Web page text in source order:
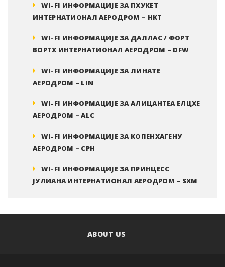
WI-FI ИНФОРМАЦИЈЕ ЗА ПХУКЕТ
ИНТЕРНАТИОНАЛ АЕРОДРОМ – HKT
WI-FI ИНФОРМАЦИЈЕ ЗА ДАЛЛАС / ФОРТ
ВОРТХ ИНТЕРНАТИОНАЛ АЕРОДРОМ – DFW
WI-FI ИНФОРМАЦИЈЕ ЗА ЛИНАТЕ
АЕРОДРОМ – LIN
WI-FI ИНФОРМАЦИЈЕ ЗА АЛИЦАНТЕА ЕЛЦХЕ
АЕРОДРОМ – ALC
WI-FI ИНФОРМАЦИЈЕ ЗА КОПЕНХАГЕНУ
АЕРОДРОМ – CPH
WI-FI ИНФОРМАЦИЈЕ ЗА ПРИНЦЕСС
ЈУЛИАНА ИНТЕРНАТИОНАЛ АЕРОДРОМ – SXM
ABOUT US